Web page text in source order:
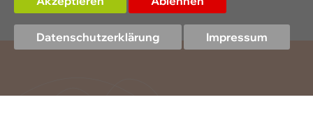
Datenschutzerklärung Impressum